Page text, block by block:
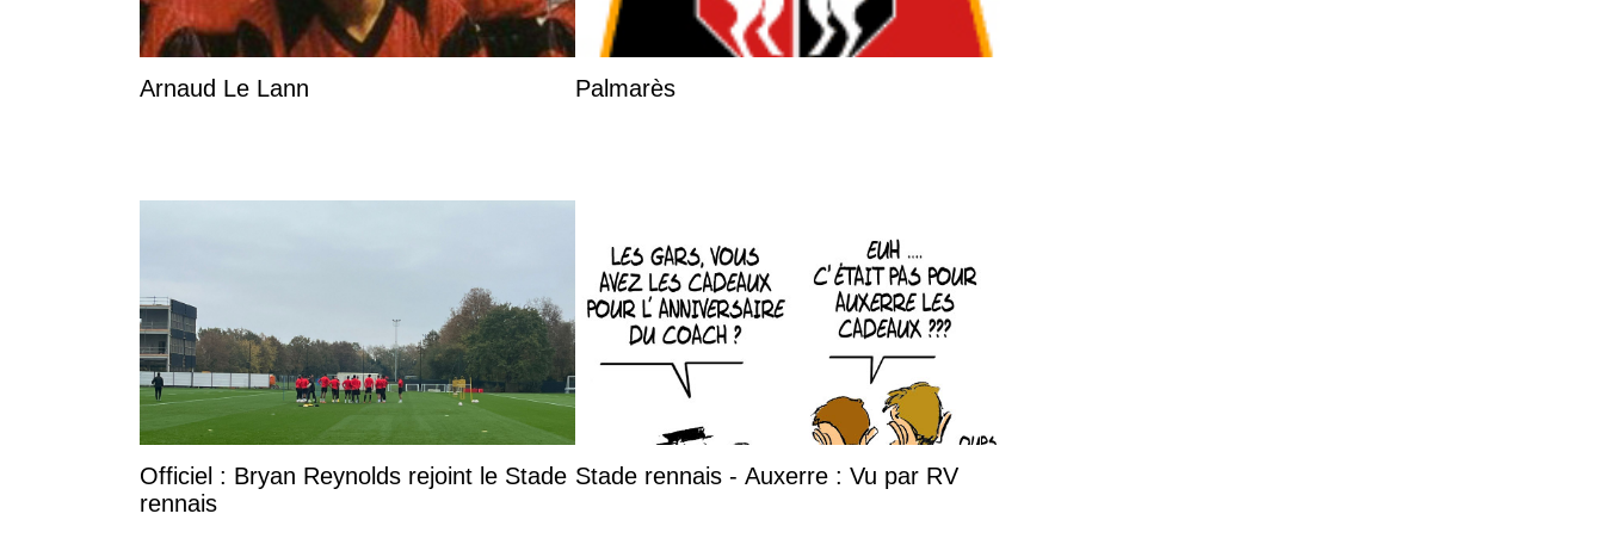
Arnaud Le Lann Palmarès
Officiel : Bryan Reynolds rejoint le Stade
rennais
Stade rennais - Auxerre : Vu par RV